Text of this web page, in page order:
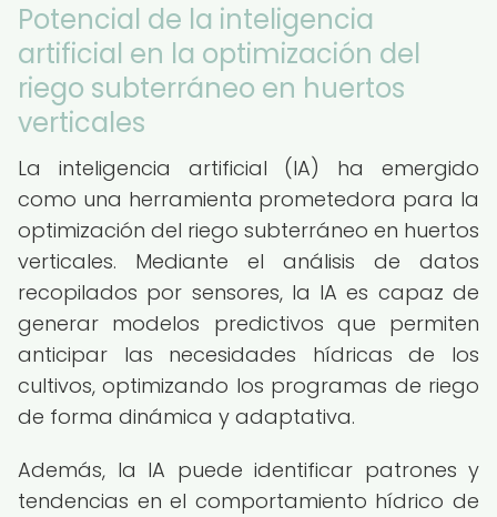
Potencial de la inteligencia
artificial en la optimización del
riego subterráneo en huertos
verticales
La inteligencia artificial (IA) ha emergido
como una herramienta prometedora para la
optimización del riego subterráneo en huertos
verticales. Mediante el análisis de datos
recopilados por sensores, la IA es capaz de
generar modelos predictivos que permiten
anticipar las necesidades hídricas de los
cultivos, optimizando los programas de riego
de forma dinámica y adaptativa.
Además, la IA puede identificar patrones y
tendencias en el comportamiento hídrico de